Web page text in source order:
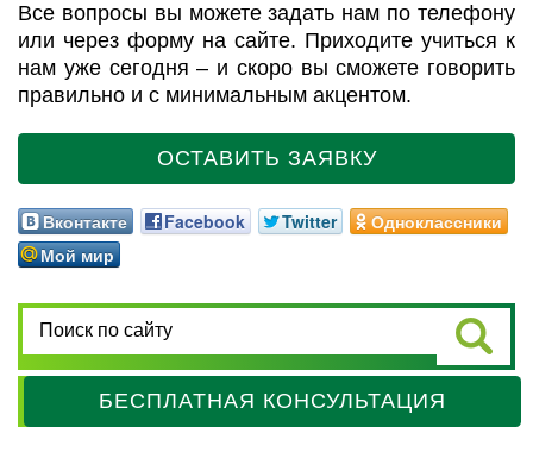
Все вопросы вы можете задать нам по телефону
или через форму на сайте. Приходите учиться к
нам уже сегодня – и скоро вы сможете говорить
правильно и с минимальным акцентом.
ОСТАВИТЬ ЗАЯВКУ
Вконтакте Facebook Twitter
Одноклассники
Мой мир
БЕСПЛАТНАЯ КОНСУЛЬТАЦИЯ